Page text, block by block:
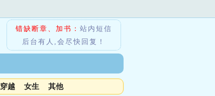
错缺断章、加书： 站内短信
后台有人,会尽快回复！
穿越 女生 其他